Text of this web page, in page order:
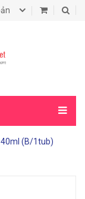
(B/1tub)